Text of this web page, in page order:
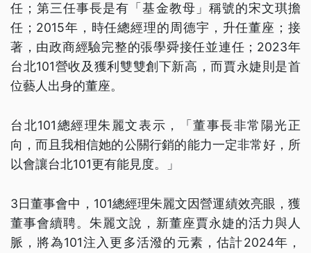
任；第三任事長是有「基金教母」稱號的宋文琪擔
任；2015年，時任總經理的周德宇，升任董座；接
著，由政商經驗完整的張學舜接任並連任；2023年
台北101營收及獲利雙雙創下新高，而賈永婕則是首
位藝人出身的董座。
台北101總經理朱麗文表示，「董事長非常陽光正
向，而且我相信她的公關行銷的能力一定非常好，所
以會讓台北101更有能見度。」
3日董事會中，101總經理朱麗文因營運績效亮眼，獲
董事會續聘。朱麗文說，新董座賈永婕的活力與人
脈，將為101注入更多活潑的元素，估計2024年，